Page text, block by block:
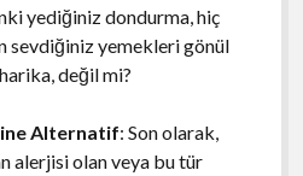
yediğiniz dondurma, hiç
sevdiğiniz yemekleri gönül
değil mi?
Alternatif: Son olarak,
alerjisi olan veya bu tür